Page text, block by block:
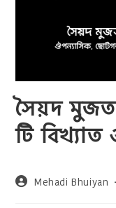
সৈয়দ
টি
PostMehadi Bhuiyan